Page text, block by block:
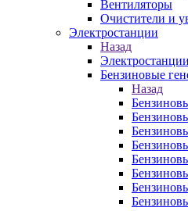
Вентиляторы
Очистители и
Электростанции
Назад
Электростанции
Бензиновые
Назад